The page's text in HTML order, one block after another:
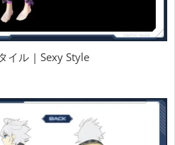
イル | Sexy Style